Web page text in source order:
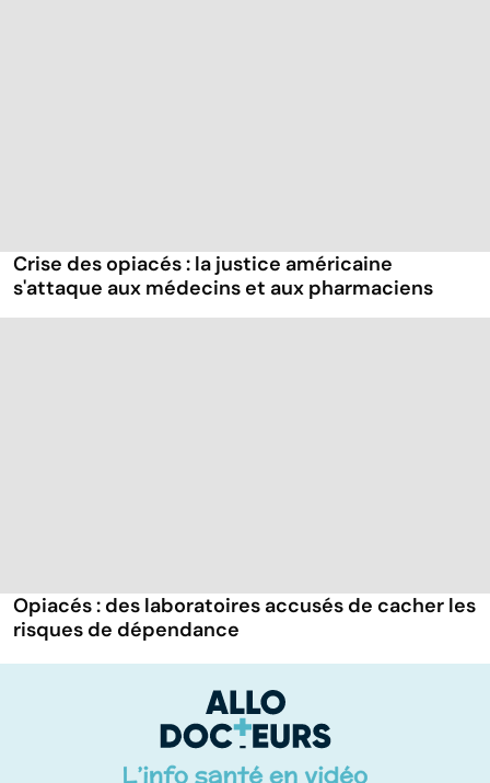
Crise des opiacés : la justice américaine
s'attaque aux médecins et aux pharmaciens
Opiacés : des laboratoires accusés de cacher les
risques de dépendance